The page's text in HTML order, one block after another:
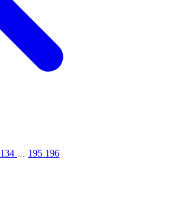
134 195 196